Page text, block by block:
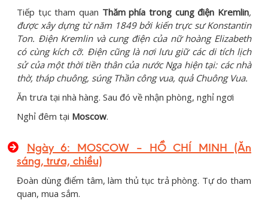
Tiếp tục tham quan Thăm phía trong cung điện Kremlin,
được xây dựng từ năm 1849 bởi kiến trực sư Konstantin
Ton. Điện Kremlin và cung điện của nữ hoàng Elizabeth
có cùng kích cỡ. Điện cũng là nơi lưu giữ các di tích lịch
sử của một thời tiền thân của nước Nga hiện tại: các nhà
thờ, tháp chuông, súng Thần công vua, quả Chuông Vua.
Ăn trưa tại nhà hàng. Sau đó về nhận phòng, nghỉ ngơi
Nghỉ đêm tại Moscow.
Ngày 6: MOSCOW – HỒ CHÍ MINH (Ăn
sáng, trưa, chiều)
Đoàn dùng điểm tâm, làm thủ tục trả phòng. Tự do tham
quan, mua sắm.